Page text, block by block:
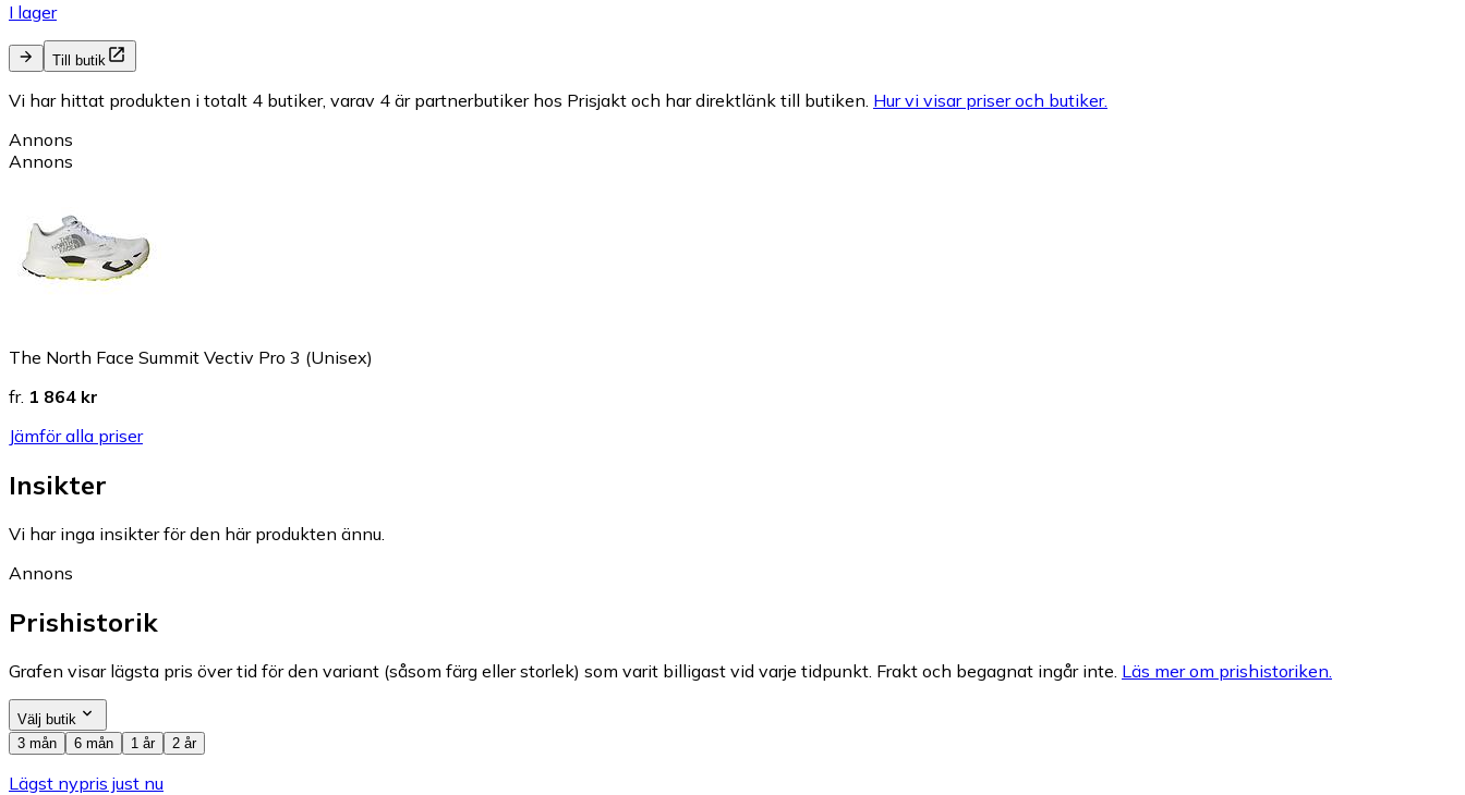
I lager
Till butik
Vi har hittat produkten i totalt 4 butiker, varav 4 är partnerbutiker hos Prisjakt och har direktlänk till butiken. Hur vi visar priser och butiker.
Annons
Annons
The North Face Summit Vectiv Pro 3 (Unisex)
fr. 1 864 kr
Jämför alla priser
Insikter
Vi har inga insikter för den här produkten ännu.
Annons
Prishistorik
Grafen visar lägsta pris över tid för den variant (såsom färg eller storlek) som varit billigast vid varje tidpunkt. Frakt och begagnat ingår inte. Läs mer om prishistoriken.
Välj butik
3 mån
6 mån 1 år 2 år
Lägst nypris just nu